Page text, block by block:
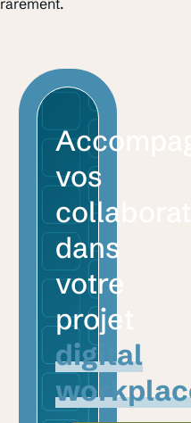
vos
dans
votre
projet
digital